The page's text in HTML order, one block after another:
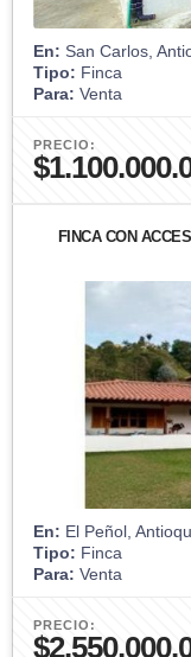
En: San Carlos,
Tipo: Finca
Para: Venta
PRECIO:
FINCA CON
En: El Peñol,
Tipo: Finca
Para: Venta
PRECIO: